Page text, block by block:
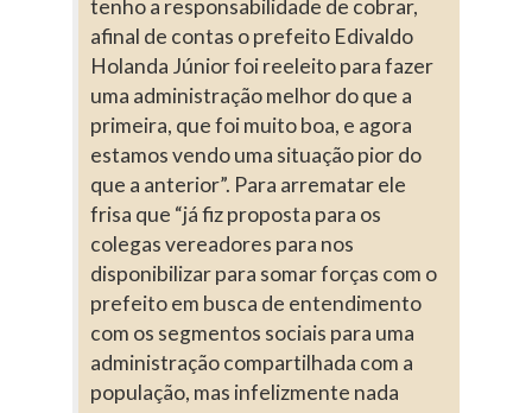
tenho a responsabilidade de cobrar,
afinal de contas o prefeito Edivaldo
Holanda Júnior foi reeleito para fazer
uma administração melhor do que a
primeira, que foi muito boa, e agora
estamos vendo uma situação pior do
que a anterior”. Para arrematar ele
frisa que “já fiz proposta para os
colegas vereadores para nos
disponibilizar para somar forças com o
prefeito em busca de entendimento
com os segmentos sociais para uma
administração compartilhada com a
população, mas infelizmente nada